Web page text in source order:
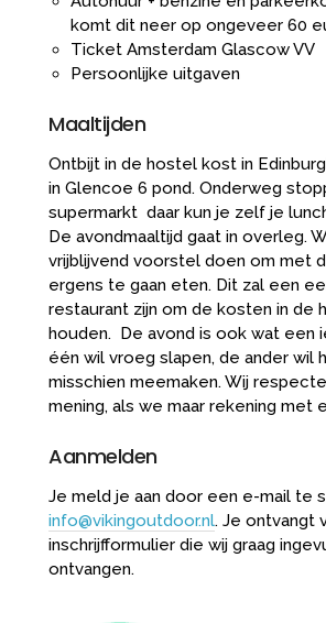
komt dit neer op ongeveer 60
Ticket Amsterdam Glascow VV
Persoonlijke uitgaven
Maaltijden
Ontbijt in de hostel kost in
in Glencoe 6 pond. Onderweg
supermarkt daar kun je zelf je
De avondmaaltijd gaat in overleg.
vrijblijvend voorstel doen om met
ergens te gaan eten. Dit zal een
restaurant zijn om de kosten in de
houden. De avond is ook wat een
één wil vroeg slapen, de ander wil
misschien meemaken. Wij
mening, als we maar rekening met
Aanmelden
Je meld je aan door een e-mail te
info@vikingoutdoor.nl. Je ontvangt
inschrijfformulier die wij graag
ontvangen.